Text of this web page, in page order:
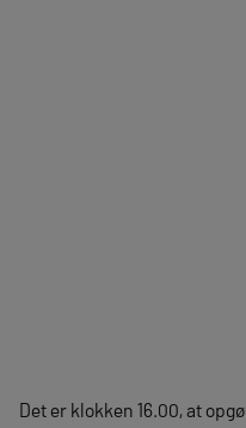
Det er klokken 16.00, at